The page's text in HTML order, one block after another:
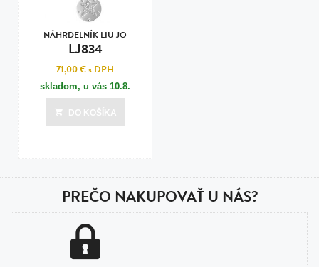
NÁHRDELNÍK LIU JO
LJ834
71,00 €s DPH
skladom, u vás 10.8.
DO KOŠÍKA
PREČO NAKUPOVAŤ U NÁS?